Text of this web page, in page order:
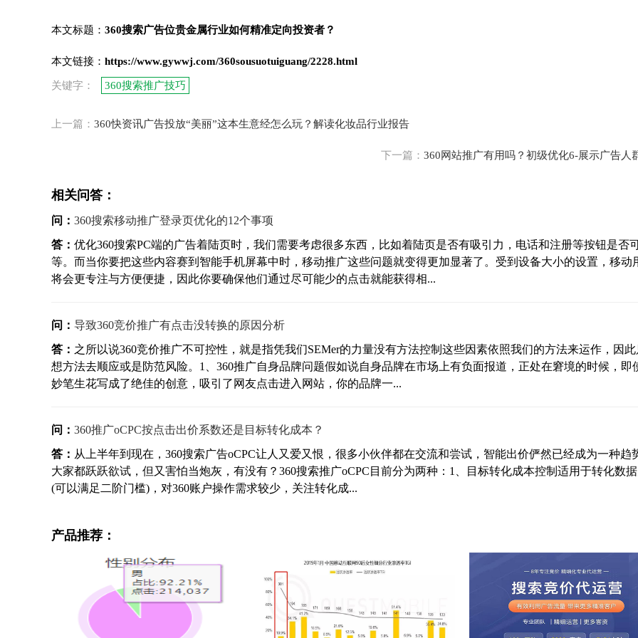
本文标题： 360搜索广告位贵金属行业如何精准定向投资者？
本文链接： https://www.gywwj.com/360sousuotuiguang/2228.html
关键字： 360搜索推广技巧
上一篇： 360快资讯广告投放“美丽”这本生意经怎么玩？解读化妆品行业报告
下一篇： 360网站推广有用吗？初级优化6-展示广告人
相关问答：
问： 360搜索移动推广登录页优化的12个事项
答： 优化360搜索PC端的广告着陆页时，我们需要考虑很多东西，比如着陆页是否有吸引力，电话和注册等按钮是否
等。而当你要把这些内容赛到智能手机屏幕中时，移动推广这些问题就变得更加显著了。受到设备大小的设置，移动
将会更专注与方便便捷，因此你要确保他们通过尽可能少的点击就能获得相...
问： 导致360竞价推广有点击没转换的原因分析
答： 之所以说360竞价推广不可控性，就是指凭我们SEMer的力量没有方法控制这些因素依照我们的方法来运作，因
想方法去顺应或是防范风险。1、360推广自身品牌问题假如说自身品牌在市场上有负面报道，正处在窘境的时候，即
妙笔生花写成了绝佳的创意，吸引了网友点击进入网站，你的品牌一...
问： 360推广oCPC按点击出价系数还是目标转化成本？
答： 从上半年到现在，360搜索广告oCPC让人又爱又恨，很多小伙伴都在交流和尝试，智能出价俨然已经成为一种趋
大家都跃跃欲试，但又害怕当炮灰，有没有？360搜索推广oCPC目前分为两种：1、目标转化成本控制适用于转化数
(可以满足二阶门槛)，对360账户操作需求较少，关注转化成...
产品推荐：